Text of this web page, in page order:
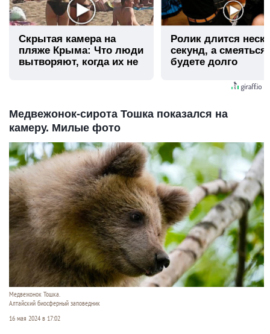
Скрытая камера на
пляже Крыма: Что люди
вытворяют, когда их не
Ролик длится
секунд, а
будете долго
Медвежонок-сирота Тошка показался на
камеру. Милые фото
Медвежонок Тошка.
Алтайский биосферный заповедник
16 мая 2024 в 17:02